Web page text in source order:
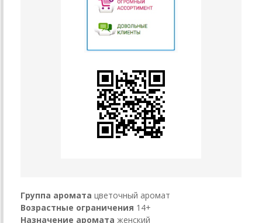
Группа аромата цветочный аромат
Возрастные ограничения 14+
Назначение аромата женский